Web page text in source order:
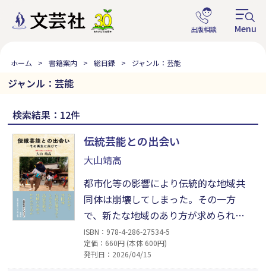
ホーム 書籍案内 総目録 ジャンル：芸能
ジャンル：芸能
検索結果：12件
伝統芸能との出会い
大山靖高
都市化等の影響により伝統的な地域共
同体は崩壊してしまった。その一方
で、新たな地域のあり方が求められて
きている。その地域再生の動きの中
で、民俗的な伝統芸能はどうなるの
か。伝統的な地域共同体の崩壊に合わ
ISBN：978-4-286-27534-5
定価：660円 (本体 600円)
発刊日：2026/04/15